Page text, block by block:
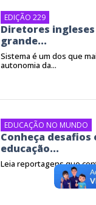
EDIÇÃO 229
Diretores
grande...
Sistema é um dos que
autonomia da...
EDUCAÇÃO NO MUNDO
Conheça desafios
educação...
Leia reportagens que